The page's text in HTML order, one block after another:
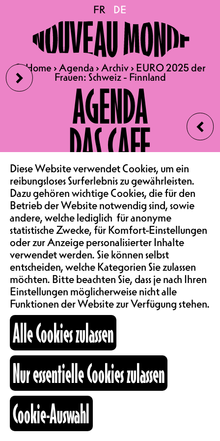
›
‹
FR DE
🔍Home›Agenda ›Archiv› EURO 2025 der
Frauen: Schweiz - Finnland
AGENDA
DAS CAFE
VEREIN & COMMUNITY
SAALMIETE
ABOS & TARIFE
INFORMATIONEN
KARTOGRAPHIE
SUCHE
Kulturraum
FR DE
🔍Home›Agenda ›Archiv› EURO 2025 der
Frauen: Schweiz - Finnland
EURO 2025 der Frauen:
Schweiz - Finnland
10.07.2025
EURO 2025 DER FRAUEN:
SCHWEIZ - FINNLAND
TÜRÖFFNUNG 20.00 UHR /
SPIELBEGINN 21.00 UHR
IM OST FLÜGEL
EINTRITT GRATIS
Wusstet ihr, dass die
Frauenfussball-EM diesen Sommer
in der Schweiz stattfindet? Das
Nouveau Monde zeigt das Spiel der
Schweizer Mannschaft gegen
Finnland.
Kommt und feuert die Schweizer
Fussballerinnen an, teilt spannende
Momente und feiert den
Frauenfussball in einer geselligen
und inklusiven Atmosphäre!
Verpflegung und Getränke vor Ort
erhältlich.
ZEITEN 10.07.2025
Diese Website verwendet Cookies, um ein
reibungsloses Surferlebnis zu gewährleisten.
Dazu gehören wichtige Cookies, die für den
Betrieb der Website notwendig sind, sowie
andere, welche lediglich für anonyme
statistische Zwecke, für Komfort-Einstellungen
oder zur Anzeige personalisierter Inhalte
verwendet werden. Sie können selbst
entscheiden, welche Kategorien Sie zulassen
möchten. Bitte beachten Sie, dass je nach Ihren
Einstellungen möglicherweise nicht alle
Funktionen der Website zur Verfügung stehen.
Alle Cookies zulassen
Nur essentielle Cookies zulassen
Cookie-Auswahl